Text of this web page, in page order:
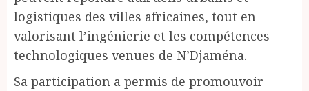
logistiques des villes africaines, tout en
valorisant l’ingénierie et les compétences
technologiques venues de N’Djaména.
Sa participation a permis de promouvoir